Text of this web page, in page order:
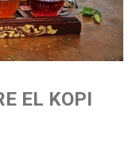
EL KOPI